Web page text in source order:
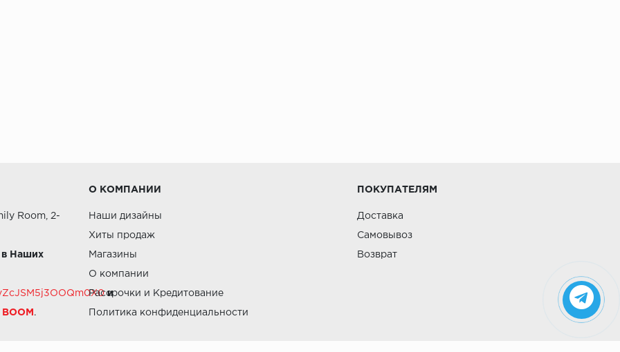
Room, 2-
в Наших
и
.
О КОМПАНИИ
Наши дизайны
Хиты продаж
Магазины
О компании
Рассрочки и Кредитование
Политика конфиденциальности
ПОКУПАТЕЛЯМ
Доставка
Самовывоз
Возврат